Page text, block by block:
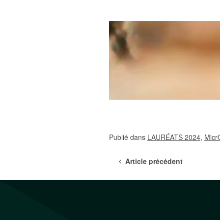
Publié dans LAURÉATS 2024,
Post
Article précédent